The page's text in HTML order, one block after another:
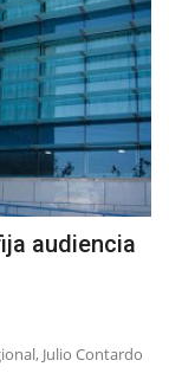
audiencia
Julio Contardo